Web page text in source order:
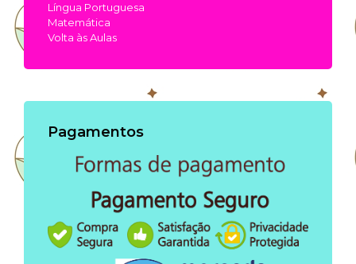
Língua Portuguesa
Matemática
Volta às Aulas
Pagamentos